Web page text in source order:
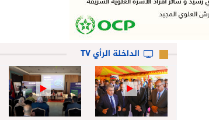
الداخلة الرأي TV